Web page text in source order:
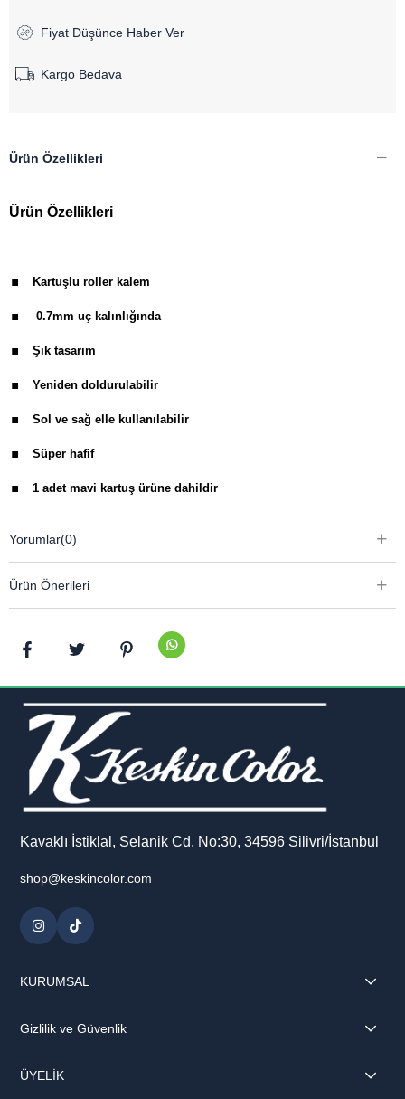
Fiyat Düşünce Haber Ver
Kargo Bedava
Ürün Özellikleri
Ürün Özellikleri
. Kartuşlu roller kalem
. 0.7mm uç kalınlığında
. Şık tasarım
. Yeniden doldurulabilir
. Sol ve sağ elle kullanılabilir
. Süper hafif
. 1 adet mavi kartuş ürüne dahildir
uyumludur
Yorumlar(0)
Ürün Önerileri
Kavaklı İstiklal, Selanik Cd. No:30, 34596 Silivri/İstanbul
shop@keskincolor.com
KURUMSAL
Gizlilik ve Güvenlik
ÜYELİK